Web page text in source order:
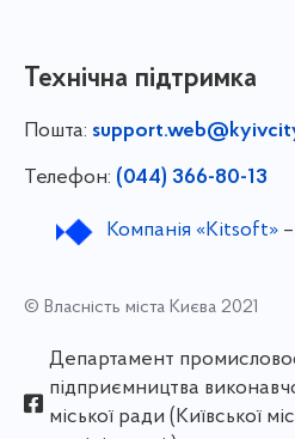
Технічна підтримка
Пошта:
Телефон: (044) 366-80-13
Компанія «Kitsoft»–
© Власність міста Києва 2021
Департамент
підприємництва
міської ради (Київської